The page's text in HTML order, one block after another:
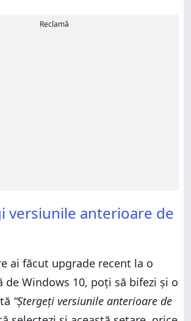
Reclamă
versiunile anterioare de
ai făcut upgrade recent la o
de Windows 10, poți să bifezi și o
“Ștergeți versiunile anterioare de